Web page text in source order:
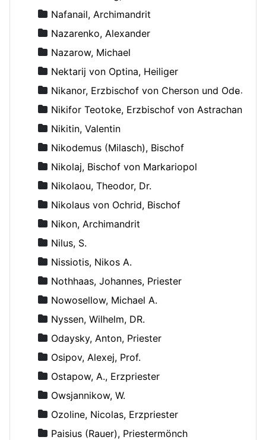
Nafanail, Archimandrit
Nazarenko, Alexander
Nazarow, Michael
Nektarij von Optina, Heiliger
Nikanor, Erzbischof von Cherson und Odessa
Nikifor Teotoke, Erzbischof von Astrachan
Nikitin, Valentin
Nikodemus (Milasch), Bischof
Nikolaj, Bischof von Markariopol
Nikolaou, Theodor, Dr.
Nikolaus von Ochrid, Bischof
Nikon, Archimandrit
Nilus, S.
Nissiotis, Nikos A.
Nothhaas, Johannes, Priester
Nowosellow, Michael A.
Nyssen, Wilhelm, DR.
Odaysky, Anton, Priester
Osipov, Alexej, Prof.
Ostapow, A., Erzpriester
Owsjannikow, W.
Ozoline, Nicolas, Erzpriester
Paisius (Rauer), Priestermönch